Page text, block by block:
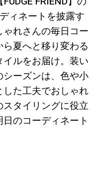
ィネートを披露す
ゃれさんの毎日コー
夏へと移り変わる
ルをお届け。装い
ーズンは、色や小
た工夫でおしゃれ
タイリングに役立
のコーディネート